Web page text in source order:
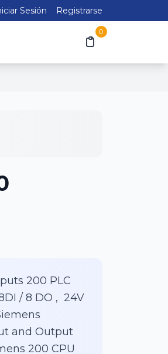
Sesión Registrarse
0
200 PLC
/ 8 DO , 24V
and Output
200 CPU